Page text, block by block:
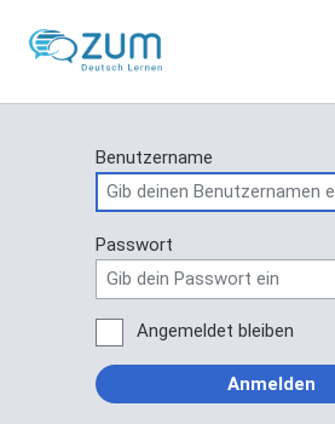
Benutzername
Passwort
Angemeldet bleiben
Anmelden